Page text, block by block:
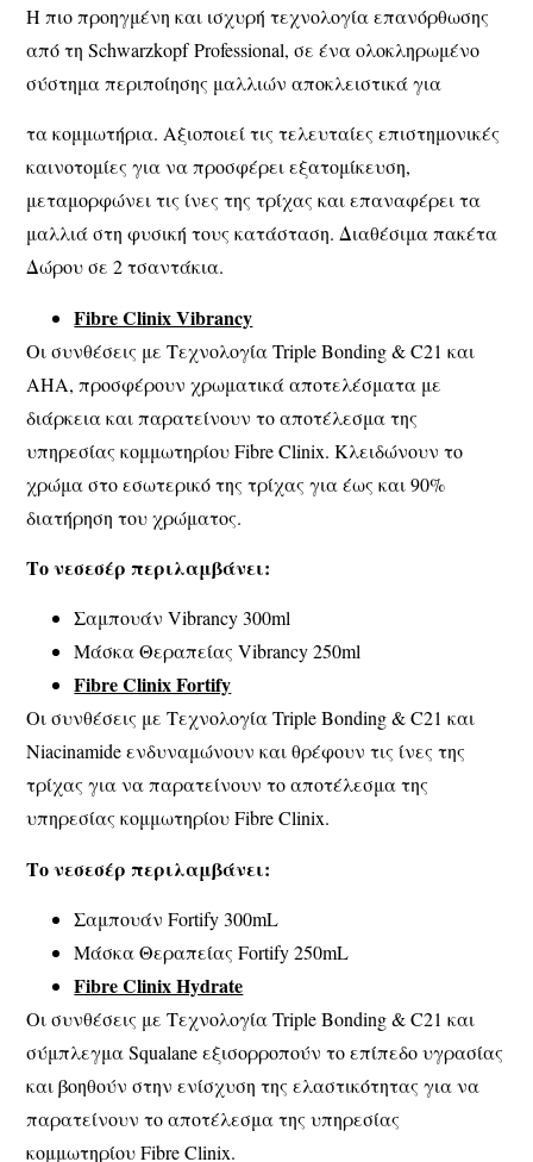
Η πιο προηγμένη και ισχυρή τεχνολογία επανόρθωσης
από τη Schwarzkopf Professional, σε ένα ολοκληρωμένο
σύστημα περιποίησης μαλλιών αποκλειστικά για
τα κομμωτήρια. Αξιοποιεί τις τελευταίες επιστημονικές
καινοτομίες για να προσφέρει εξατομίκευση,
μεταμορφώνει τις ίνες της τρίχας και επαναφέρει τα
μαλλιά στη φυσική τους κατάσταση. Διαθέσιμα πακέτα
Δώρου σε 2 τσαντάκια.
Fibre Clinix Vibrancy
Οι συνθέσεις με Τεχνολογία Triple Bonding & C21 και
AHA, προσφέρουν χρωματικά αποτελέσματα με
διάρκεια και παρατείνουν το αποτέλεσμα της
υπηρεσίας κομμωτηρίου Fibre Clinix. Κλειδώνουν το
χρώμα στο εσωτερικό της τρίχας για έως και 90%
διατήρηση του χρώματος.
Το νεσεσέρ περιλαμβάνει:
Σαμπουάν Vibrancy 300ml
Μάσκα Θεραπείας Vibrancy 250ml
Fibre Clinix Fortify
Οι συνθέσεις με Τεχνολογία Triple Bonding & C21 και
Niacinamide ενδυναμώνουν και θρέφουν τις ίνες της
τρίχας για να παρατείνουν το αποτέλεσμα της
υπηρεσίας κομμωτηρίου Fibre Clinix.
Το νεσεσέρ περιλαμβάνει:
Σαμπουάν Fortify 300mL
Μάσκα Θεραπείας Fortify 250mL
Fibre Clinix Hydrate
Οι συνθέσεις με Τεχνολογία Triple Bonding & C21 και
σύμπλεγμα Squalane εξισορροπούν το επίπεδο υγρασίας
και βοηθούν στην ενίσχυση της ελαστικότητας για να
παρατείνουν το αποτέλεσμα της υπηρεσίας
κομμωτηρίου Fibre Clinix.